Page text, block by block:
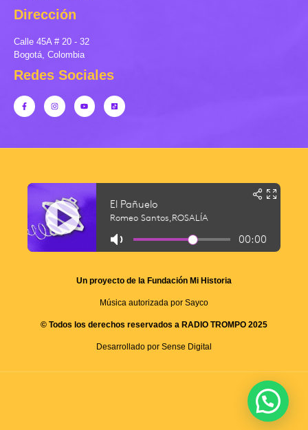
Dirección
Calle 45A # 20 - 32
Bogotá, Colombia
Redes Sociales
Un proyecto de la Fundación Mi Historia
Música autorizada por Sayco
© Todos los derechos reservados a RADIO TROMPO 2025
Desarrollado por Sense Digital